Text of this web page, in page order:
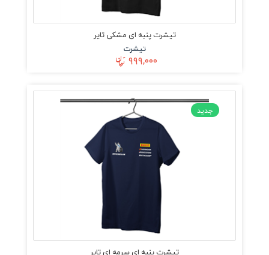
تیشرت پنبه ای مشکی تایر
تیشرت
۹۹۹,۰۰۰
جدید
تیشرت پنبه ای سرمه ای تایر